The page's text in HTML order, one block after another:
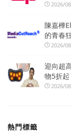
2026/
陳嘉樺
的青春
2026/
迎向超
物5折起
2026/
熱門標籤